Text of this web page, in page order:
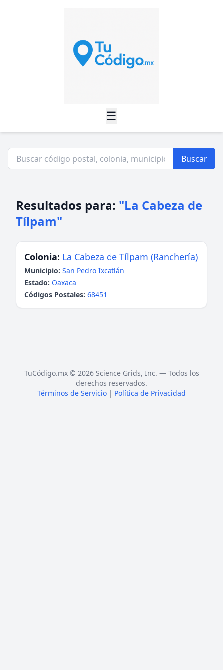
☰
Buscar
Resultados para: "La Cabeza de
Tílpam"
Colonia: La Cabeza de Tílpam (Ranchería)
Municipio: San Pedro Ixcatlán
Estado: Oaxaca
Códigos Postales: 68451
TuCódigo.mx © 2026 Science Grids, Inc. — Todos los
derechos reservados.
Términos de Servicio | Política de Privacidad